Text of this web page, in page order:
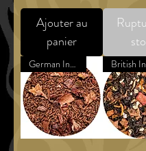
Ajouter au
panier
German Inspired Dessert